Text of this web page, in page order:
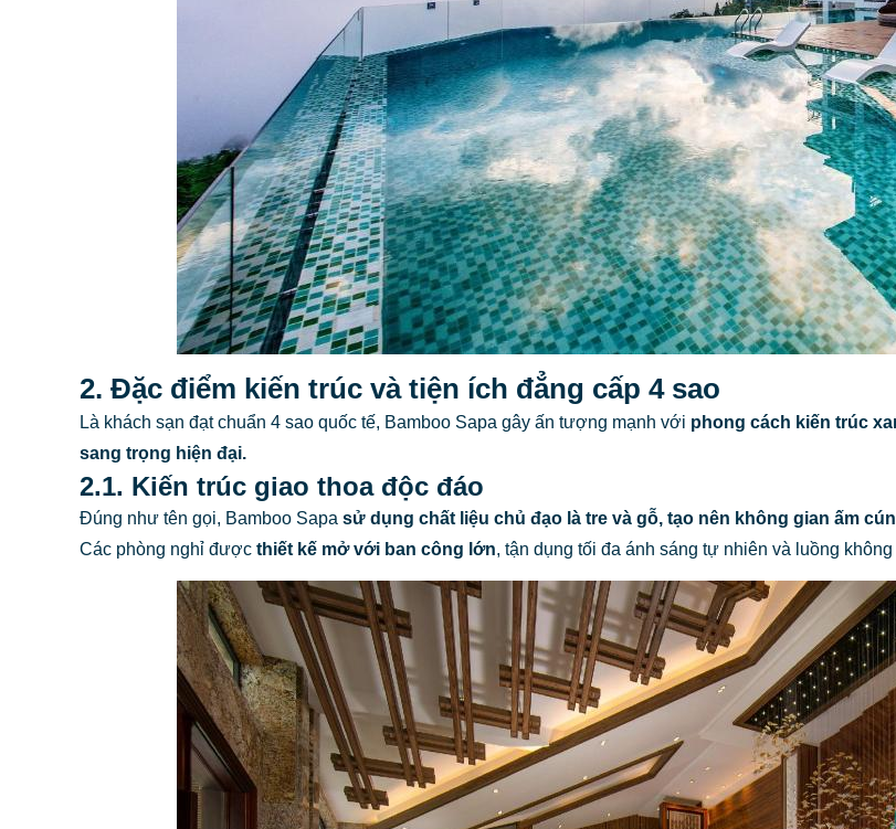
2. Đặc điểm kiến trúc và tiện ích đẳng cấp 4 sao
Là khách sạn đạt chuẩn 4 sao quốc tế, Bamboo Sapa gây ấn tượng mạnh với phong cách kiến trúc
sang trọng hiện đại.
2.1. Kiến trúc giao thoa độc đáo
Đúng như tên gọi, Bamboo Sapa sử dụng chất liệu chủ đạo là tre và gỗ, tạo nên không gian ấm
Các phòng nghỉ được thiết kế mở với ban công lớn, tận dụng tối đa ánh sáng tự nhiên và luồng